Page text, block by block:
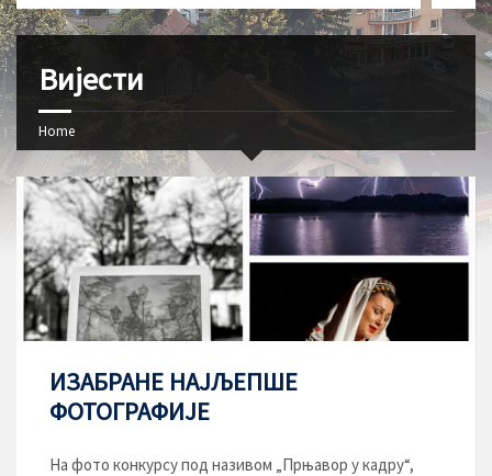
Вијести
Home
ИЗАБРАНЕ НАЈЉЕПШЕ
ФОТОГРАФИЈЕ
На фото конкурсу под називом „Прњавор у кадру“,